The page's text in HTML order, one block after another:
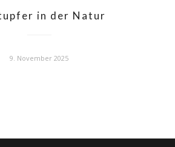
in der Natur
9. November 2025